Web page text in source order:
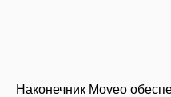
Наконечник Moveo